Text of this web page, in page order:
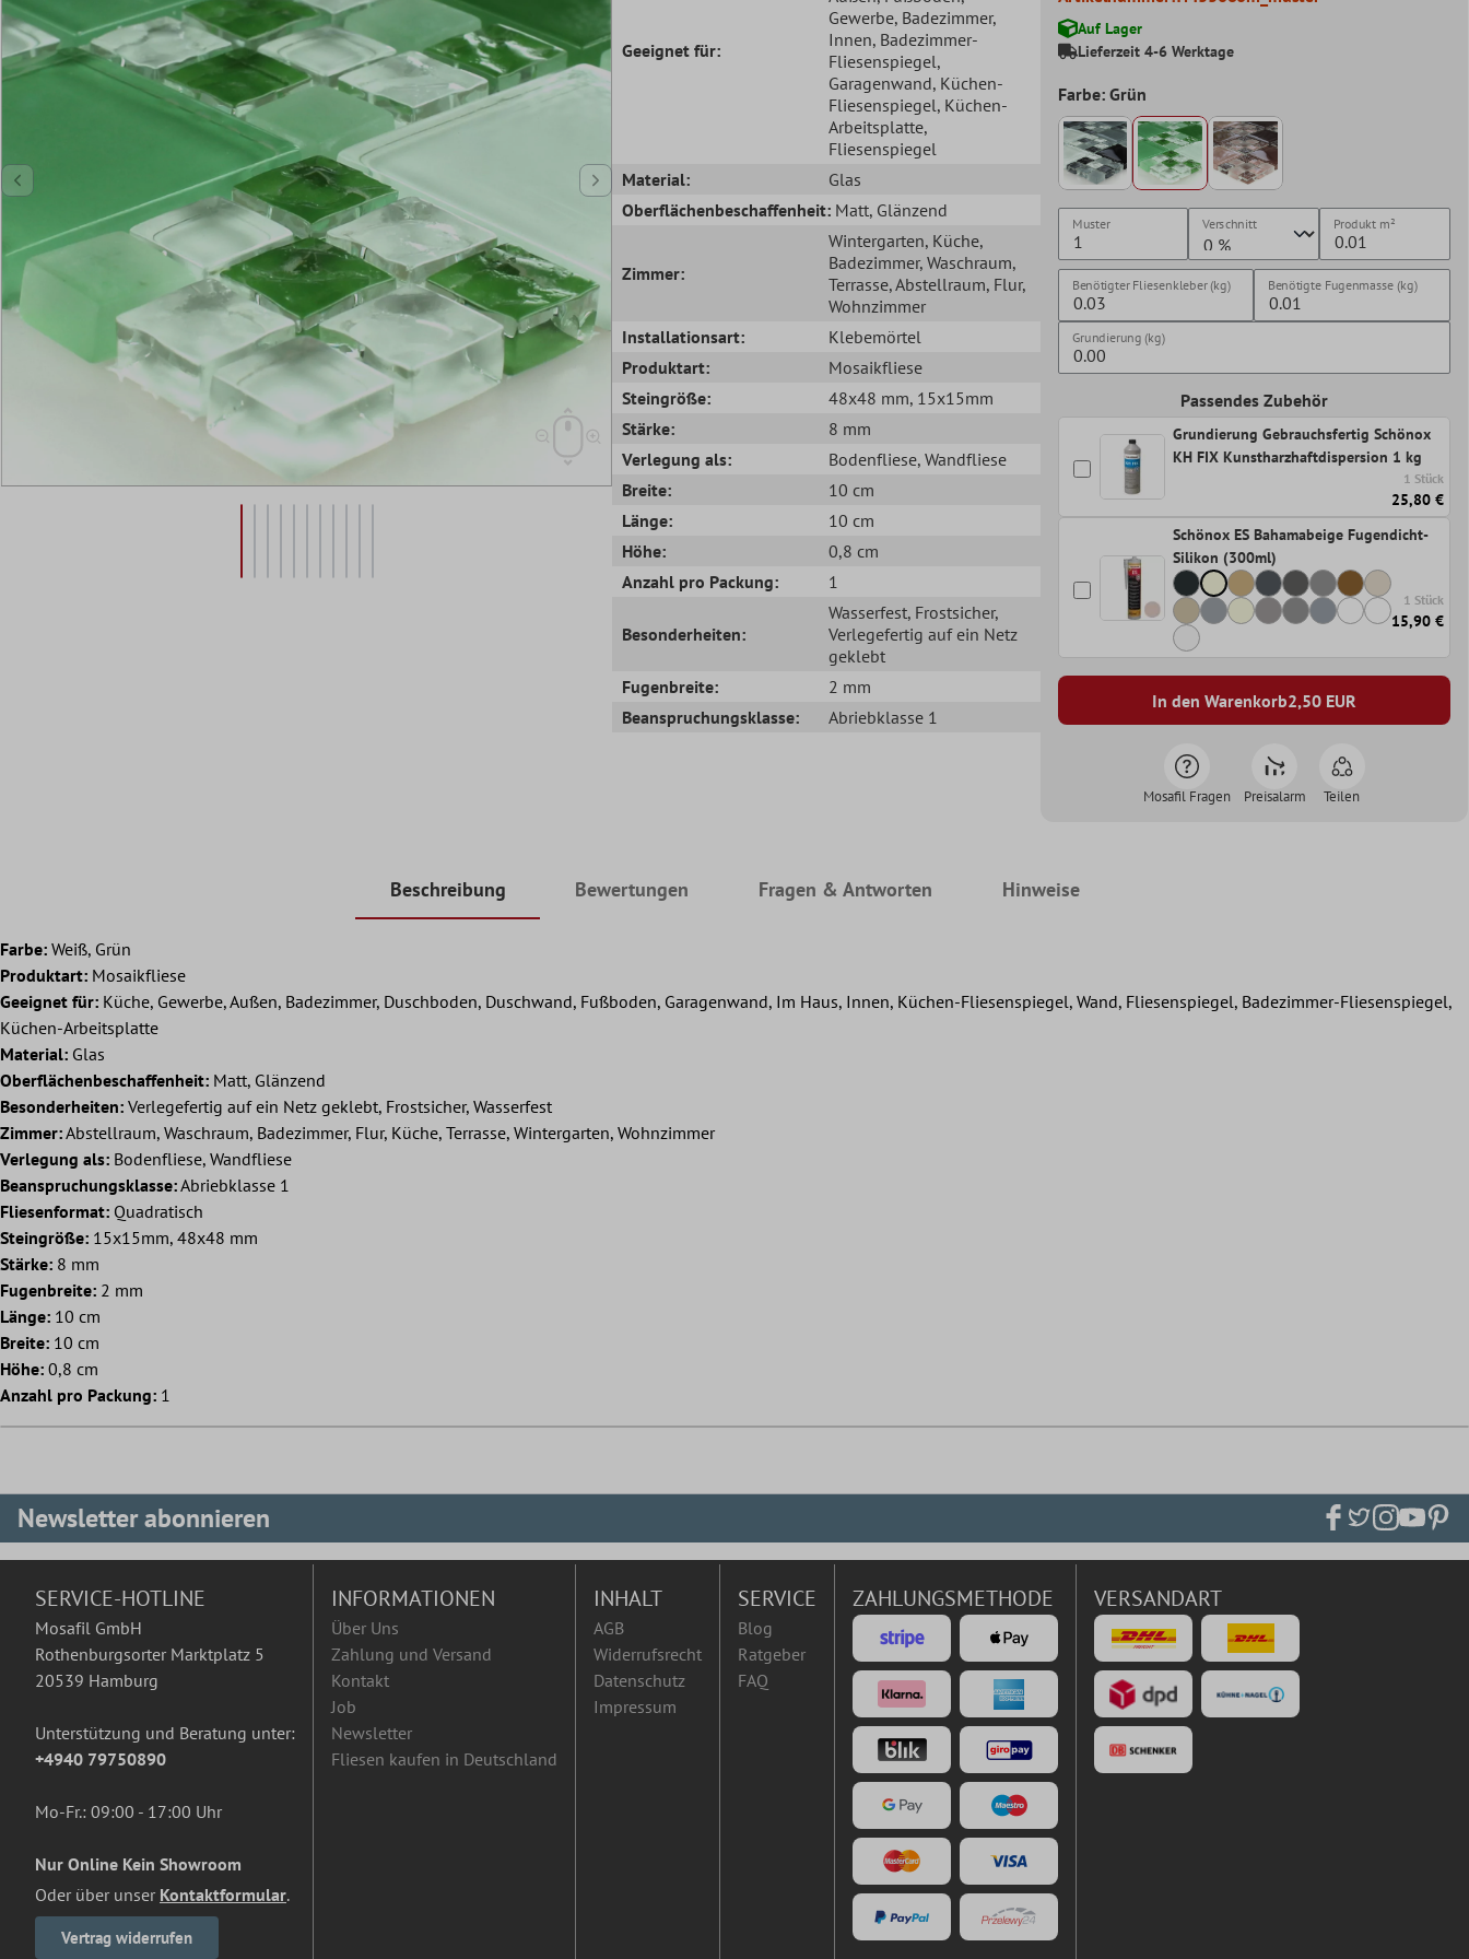
Geeignet für:
Gewerbe, Badezimmer,
Innen, Badezimmer-
Fliesenspiegel,
Garagenwand, Küchen-
Fliesenspiegel, Küchen-
Arbeitsplatte,
Fliesenspiegel
Material:
Glas
Oberflächenbeschaffenheit: Matt, Glänzend
Zimmer:
Wintergarten, Küche,
Badezimmer, Waschraum,
Terrasse, Abstellraum, Flur,
Wohnzimmer
Installationsart:
Klebemörtel
Produktart:
Mosaikfliese
Steingröße:
48x48 mm, 15x15mm
Stärke:
8 mm
Verlegung als:
Bodenfliese, Wandfliese
Breite:
10 cm
Länge:
10 cm
Höhe:
0,8 cm
Anzahl pro Packung:
1
Besonderheiten:
Wasserfest, Frostsicher,
Verlegefertig auf ein Netz
geklebt
Fugenbreite:
2 mm
Beanspruchungsklasse:
Abriebklasse 1
Auf Lager
Lieferzeit 4-6 Werktage
Farbe: Grün
Muster Verschnitt Produkt m²
Benötigter Fliesenkleber (kg) Benötigte Fugenmasse (kg)
Grundierung (kg)
Passendes Zubehör
Grundierung Gebrauchsfertig Schönox
KH FIX Kunstharzhaftdispersion 1 kg
1 Stück
25,80 €
Schönox ES Bahamabeige Fugendicht-
Silikon (300ml)
1 Stück
15,90 €
In den Warenkorb2,50EUR
Mosafil Fragen Preisalarm Teilen
Beschreibung Bewertungen Fragen & Antworten Hinweise
Farbe: Weiß, Grün
Produktart: Mosaikfliese
Geeignet für: Küche, Gewerbe, Außen, Badezimmer, Duschboden, Duschwand, Fußboden, Garagenwand, Im Haus, Innen, Küchen-Fliesenspiegel, Wand, Fliesenspiegel, Badezimmer-Fliesenspiegel,
Küchen-Arbeitsplatte
Material: Glas
Oberflächenbeschaffenheit: Matt, Glänzend
Besonderheiten: Verlegefertig auf ein Netz geklebt, Frostsicher, Wasserfest
Zimmer:Abstellraum, Waschraum, Badezimmer, Flur, Küche, Terrasse, Wintergarten, Wohnzimmer
Verlegung als: Bodenfliese, Wandfliese
Beanspruchungsklasse:Abriebklasse 1
Fliesenformat: Quadratisch
Steingröße: 15x15mm, 48x48 mm
Stärke: 8 mm
Fugenbreite: 2 mm
Länge: 10 cm
Breite: 10 cm
Höhe: 0,8 cm
Anzahl pro Packung: 1
Newsletter abonnieren
SERVICE-HOTLINE
Mosafil GmbH
Rothenburgsorter Marktplatz 5
20539 Hamburg
Unterstützung und Beratung unter:
+4940 79750890
Mo-Fr.: 09:00 - 17:00 Uhr
Nur Online Kein Showroom
Oder über unser Kontaktformular.
Vertrag widerrufen
INFORMATIONEN
Über Uns
Zahlung und Versand
Kontakt
Job
Newsletter
Fliesen kaufen in Deutschland
INHALT
AGB
Widerrufsrecht
Datenschutz
Impressum
SERVICE
Blog
Ratgeber
FAQ
ZAHLUNGSMETHODE VERSANDART